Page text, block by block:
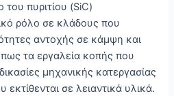
του πυριτίου (SiC)
ρόλο σε κλάδους που
αντοχής σε κάμψη και
τα εργαλεία κοπής που
μηχανικής κατεργασίας
εκτίθενται σε λειαντικά υλικά.